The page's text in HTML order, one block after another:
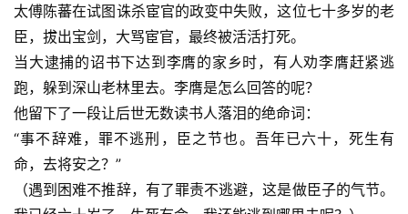
太傅陈蕃在试图诛杀宦官的政变中失败，这位七十多岁的老
臣，拔出宝剑，大骂宦官，最终被活活打死。
当大逮捕的诏书下达到李膺的家乡时，有人劝李膺赶紧逃
跑，躲到深山老林里去。李膺是怎么回答的呢？
他留下了一段让后世无数读书人落泪的绝命词：
“事不辞难，罪不逃刑，臣之节也。吾年已六十，死生有
命，去将安之？”
（遇到困难不推辞，有了罪责不逃避，这是做臣子的气节。